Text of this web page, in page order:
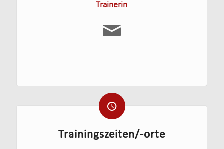
Trainerin
Trainingszeiten/-orte